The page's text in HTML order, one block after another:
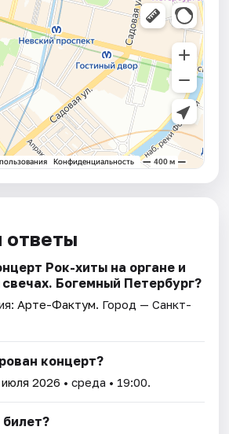
ответы
Рок-хиты на органе и
Богемный Петербург?
Арте-Фактум. Город — Санкт-
концерт?
2026 • среда • 19:00.